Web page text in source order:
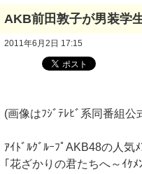
AKB前田敦子が男装学
2011年6月2日 17:15
(画像はﾌｼﾞﾃﾚﾋﾞ系同番組公
ｱｲﾄﾞﾙｸﾞﾙｰﾌﾟAKB48の人気
｢花ざかりの君たちへ～ｲｹ